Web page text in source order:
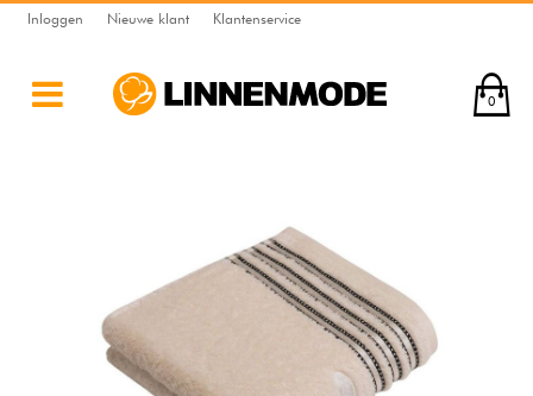
Inloggen Nieuwe klant Klantenservice
0